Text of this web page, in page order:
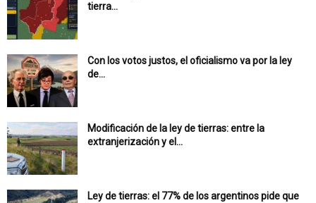
tierra...
Con los votos justos, el oficialismo va por la ley
de...
Modificación de la ley de tierras: entre la
extranjerización y el...
Ley de tierras: el 77% de los argentinos pide que